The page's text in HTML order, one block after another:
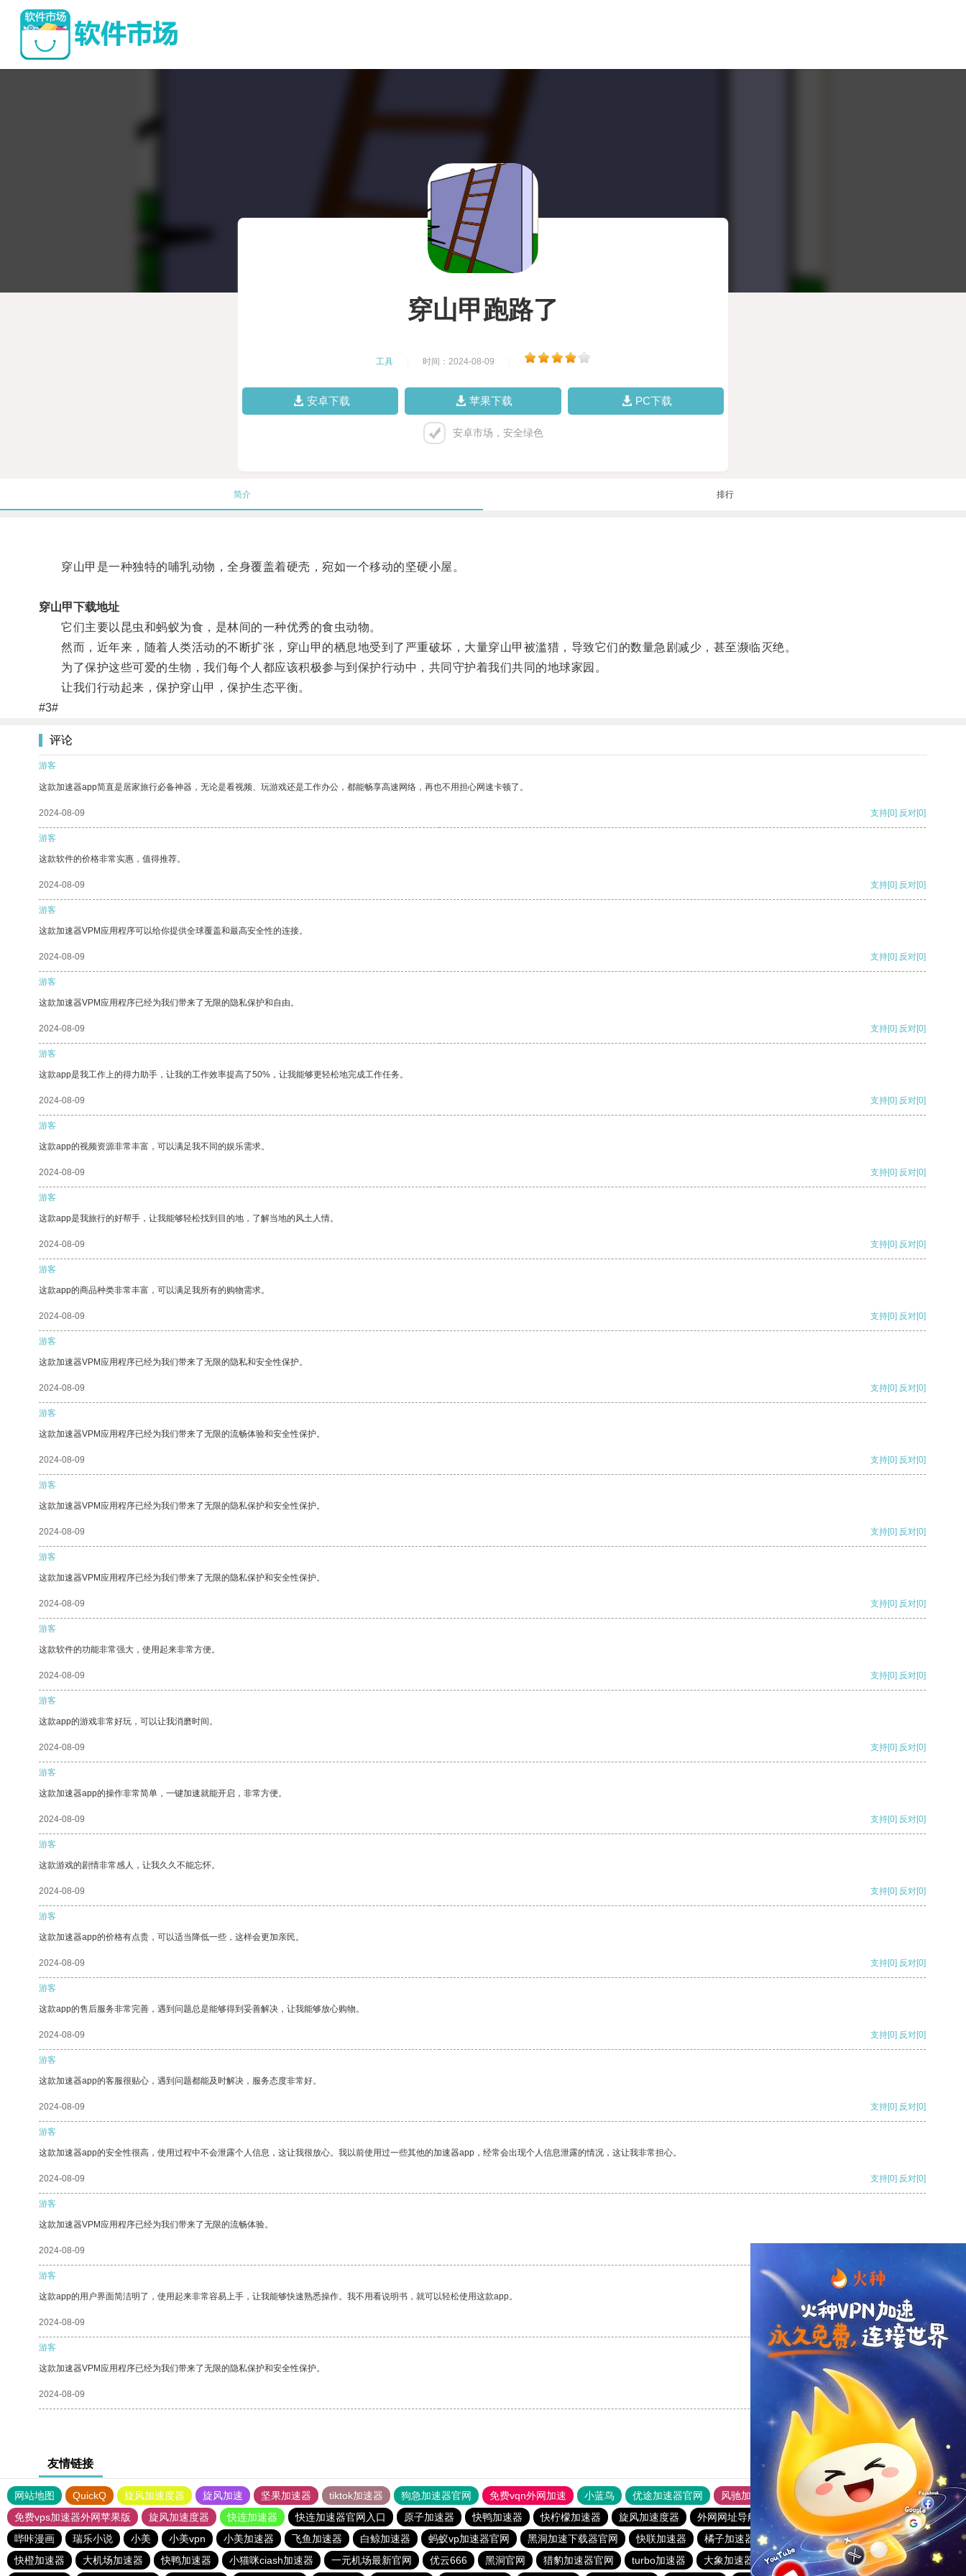
穿山甲跑路了
工具 时间：2024-08-09
安卓下载 苹果下载 PC下载
安卓市场，安全绿色
简介 排行
穿山甲是一种独特的哺乳动物，全身覆盖着硬壳，宛如一个移动的坚硬小屋。
穿山甲下载地址
它们主要以昆虫和蚂蚁为食，是林间的一种优秀的食虫动物。
然而，近年来，随着人类活动的不断扩张，穿山甲的栖息地受到了严重破坏，大量穿山甲被滥猎，导致它们的数量急剧减少，甚至濒临灭绝。
为了保护这些可爱的生物，我们每个人都应该积极参与到保护行动中，共同守护着我们共同的地球家园。
让我们行动起来，保护穿山甲，保护生态平衡。
#3#
评论
游客
这款加速器app简直是居家旅行必备神器，无论是看视频、玩游戏还是工作办公，都能畅享高速网络，再也不用担心网速卡顿了。
2024-08-09 支持[0] 反对[0]
游客
这款软件的价格非常实惠，值得推荐。
2024-08-09 支持[0] 反对[0]
游客
这款加速器VPM应用程序可以给你提供全球覆盖和最高安全性的连接。
2024-08-09 支持[0] 反对[0]
游客
这款加速器VPM应用程序已经为我们带来了无限的隐私保护和自由。
2024-08-09 支持[0] 反对[0]
游客
这款app是我工作上的得力助手，让我的工作效率提高了50%，让我能够更轻松地完成工作任务。
2024-08-09 支持[0] 反对[0]
游客
这款app的视频资源非常丰富，可以满足我不同的娱乐需求。
2024-08-09 支持[0] 反对[0]
游客
这款app是我旅行的好帮手，让我能够轻松找到目的地，了解当地的风土人情。
2024-08-09 支持[0] 反对[0]
游客
这款app的商品种类非常丰富，可以满足我所有的购物需求。
2024-08-09 支持[0] 反对[0]
游客
这款加速器VPM应用程序已经为我们带来了无限的隐私和安全性保护。
2024-08-09 支持[0] 反对[0]
游客
这款加速器VPM应用程序已经为我们带来了无限的流畅体验和安全性保护。
2024-08-09 支持[0] 反对[0]
游客
这款加速器VPM应用程序已经为我们带来了无限的隐私保护和安全性保护。
2024-08-09 支持[0] 反对[0]
游客
这款加速器VPM应用程序已经为我们带来了无限的隐私保护和安全性保护。
2024-08-09 支持[0] 反对[0]
游客
这款软件的功能非常强大，使用起来非常方便。
2024-08-09 支持[0] 反对[0]
游客
这款app的游戏非常好玩，可以让我消磨时间。
2024-08-09 支持[0] 反对[0]
游客
这款加速器app的操作非常简单，一键加速就能开启，非常方便。
2024-08-09 支持[0] 反对[0]
游客
这款游戏的剧情非常感人，让我久久不能忘怀。
2024-08-09 支持[0] 反对[0]
游客
这款加速器app的价格有点贵，可以适当降低一些，这样会更加亲民。
2024-08-09 支持[0] 反对[0]
游客
这款app的售后服务非常完善，遇到问题总是能够得到妥善解决，让我能够放心购物。
2024-08-09 支持[0] 反对[0]
游客
这款加速器app的客服很贴心，遇到问题都能及时解决，服务态度非常好。
2024-08-09 支持[0] 反对[0]
游客
这款加速器app的安全性很高，使用过程中不会泄露个人信息，这让我很放心。我以前使用过一些其他的加速器app，经常会出现个人信息泄露的情况，这让我非常担心。
2024-08-09 支持[0] 反对[0]
游客
这款加速器VPM应用程序已经为我们带来了无限的流畅体验。
2024-08-09
游客
这款app的用户界面简洁明了，使用起来非常容易上手，让我能够快速熟悉操作。我不用看说明书，就可以轻松使用这款app。
2024-08-09 支持 [0] 反对 [0]
游客
这款加速器VPM应用程序已经为我们带来了无限的隐私保护和安全性保护。
2024-08-09 支持
友情链接
网站地图 QuickQ 旋风加速度器 旋风加速 坚果加速器 tiktok加速器 狗急加速器官网 免费vqn外网加速 小蓝鸟 优途加速器官网 风驰加速器
旋风加速器
免费vps加速器外网苹果版
旋风加速度器 快连加速器 快连加速器官网入口 原子加速器 快鸭加速器 快柠檬加速器 旋风加速度器 外网网址导航 软件中心 雷霆加速
狂飙加速器
哔咔漫画
瑞乐小说 小美 小美vpn 小美加速器 飞鱼加速器 白鲸加速器 蚂蚁vp加速器官网 黑洞加速下载器官网 快联加速器 橘子加速器 黑洞官方加速器
2023免费加速神器
快橙加速器
大机场加速器 快鸭加速器 小猫咪ciash加速器 一元机场最新官网 优云666 黑洞官网 猎豹加速器官网 turbo加速器 大象加速器 雷霆加速免费永久
橘子加速器